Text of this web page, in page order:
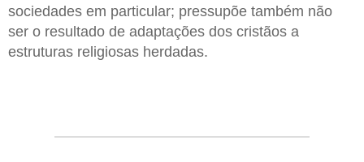
sociedades em particular; pressupõe também não
ser o resultado de adaptações dos cristãos a
estruturas religiosas herdadas.